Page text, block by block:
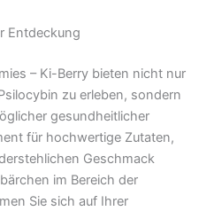
Entdeckung
– Ki-Berry bieten nicht nur
zu erleben, sondern
gesundheitlicher
für hochwertige Zutaten,
Geschmack
im Bereich der
Sie sich auf Ihrer